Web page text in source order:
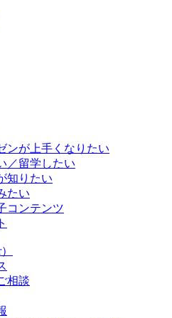
ンが上手くなりたい
／留学したい
知りたい
たい
コンテンツ
相談